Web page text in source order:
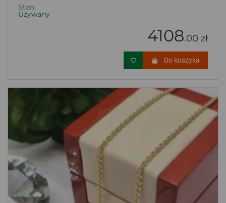
Stan:
Używany
4108.00 zł
Do koszyka